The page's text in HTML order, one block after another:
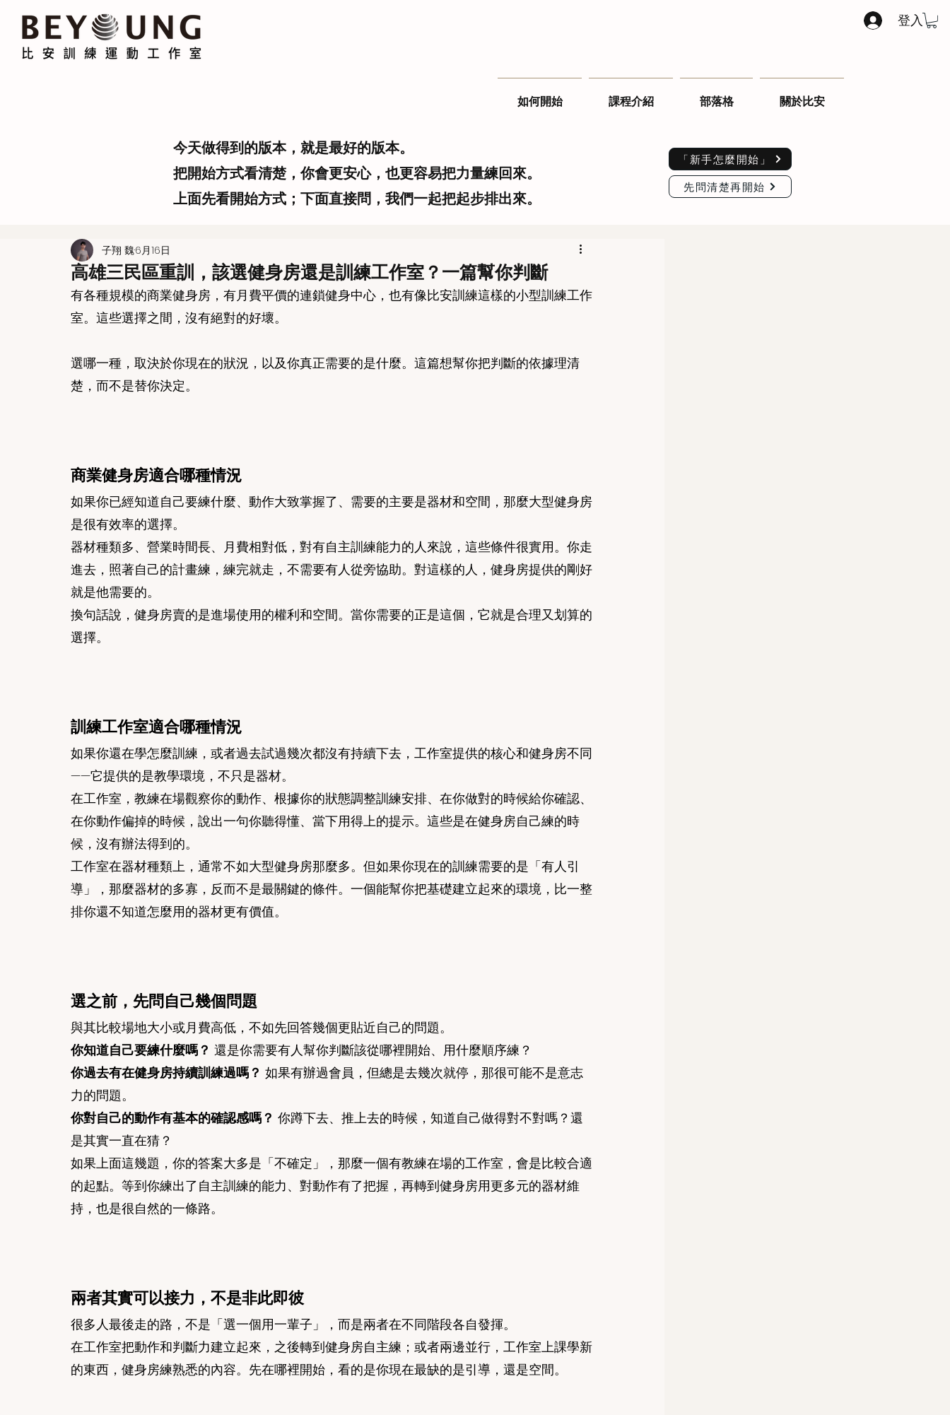
登入
如何開始 課程介紹 部落格 關於比安
今天做得到的版本，就是最好的版本。
把開始方式看清楚，你會更安心，也更容易把力量練回來。
上面先看開始方式；下面直接問，我們一起把起步排出來。
「新手怎麼開始」
先問清楚再開始
高雄三民區重訓，該選健身房還是訓練工作室？一篇幫你判斷
子翔 魏6月16日
有各種規模的商業健身房，有月費平價的連鎖健身中心，也有像比安訓練這樣的小型訓練工作
室。這些選擇之間，沒有絕對的好壞。
選哪一種，取決於你現在的狀況，以及你真正需要的是什麼。這篇想幫你把判斷的依據理清
楚，而不是替你決定。
商業健身房適合哪種情況
如果你已經知道自己要練什麼、動作大致掌握了、需要的主要是器材和空間，那麼大型健身房
是很有效率的選擇。
器材種類多、營業時間長、月費相對低，對有自主訓練能力的人來說，這些條件很實用。你走
進去，照著自己的計畫練，練完就走，不需要有人從旁協助。對這樣的人，健身房提供的剛好
就是他需要的。
換句話說，健身房賣的是進場使用的權利和空間。當你需要的正是這個，它就是合理又划算的
選擇。
訓練工作室適合哪種情況
如果你還在學怎麼訓練，或者過去試過幾次都沒有持續下去，工作室提供的核心和健身房不同
——它提供的是教學環境，不只是器材。
在工作室，教練在場觀察你的動作、根據你的狀態調整訓練安排、在你做對的時候給你確認、
在你動作偏掉的時候，說出一句你聽得懂、當下用得上的提示。這些是在健身房自己練的時
候，沒有辦法得到的。
工作室在器材種類上，通常不如大型健身房那麼多。但如果你現在的訓練需要的是「有人引
導」，那麼器材的多寡，反而不是最關鍵的條件。一個能幫你把基礎建立起來的環境，比一整
排你還不知道怎麼用的器材更有價值。
選之前，先問自己幾個問題
與其比較場地大小或月費高低，不如先回答幾個更貼近自己的問題。
你知道自己要練什麼嗎？ 還是你需要有人幫你判斷該從哪裡開始、用什麼順序練？
你過去有在健身房持續訓練過嗎？ 如果有辦過會員，但總是去幾次就停，那很可能不是意志
力的問題。
你對自己的動作有基本的確認感嗎？ 你蹲下去、推上去的時候，知道自己做得對不對嗎？還
是其實一直在猜？
如果上面這幾題，你的答案大多是「不確定」，那麼一個有教練在場的工作室，會是比較合適
的起點。等到你練出了自主訓練的能力、對動作有了把握，再轉到健身房用更多元的器材維
持，也是很自然的一條路。
兩者其實可以接力，不是非此即彼
很多人最後走的路，不是「選一個用一輩子」，而是兩者在不同階段各自發揮。
在工作室把動作和判斷力建立起來，之後轉到健身房自主練；或者兩邊並行，工作室上課學新
的東西，健身房練熟悉的內容。先在哪裡開始，看的是你現在最缺的是引導，還是空間。